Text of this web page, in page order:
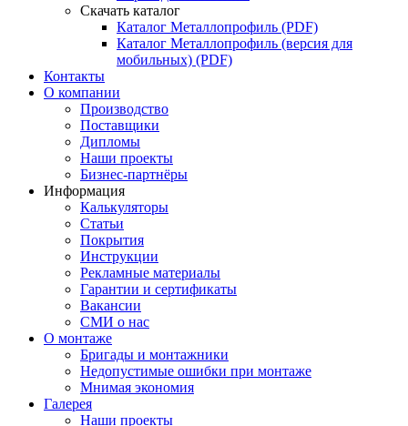
Скачать каталог
Каталог Металлопрофиль (PDF)
Каталог Металлопрофиль (версия для
мобильных) (PDF)
Контакты
О компании
Производство
Поставщики
Дипломы
Наши проекты
Бизнес-партнёры
Информация
Калькуляторы
Статьи
Покрытия
Инструкции
Рекламные материалы
Гарантии и сертификаты
Вакансии
СМИ о нас
О монтаже
Бригады и монтажники
Недопустимые ошибки при монтаже
Мнимая экономия
Галерея
Наши проекты